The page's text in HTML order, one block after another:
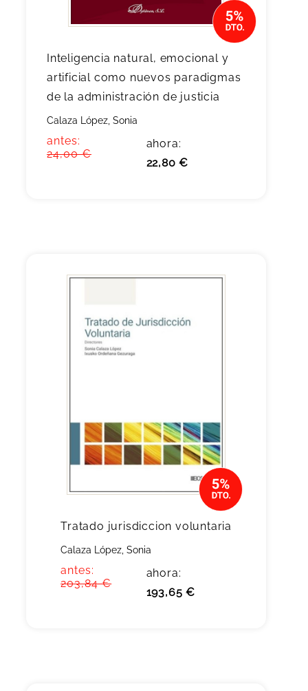
Inteligencia natural, emocional y
artificial como nuevos paradigmas
de la administración de justicia
Calaza López, Sonia
antes:
24,00 €
ahora:
22,80 €
Tratado jurisdiccion voluntaria
Calaza López, Sonia
antes:
203,84 €
ahora:
193,65 €